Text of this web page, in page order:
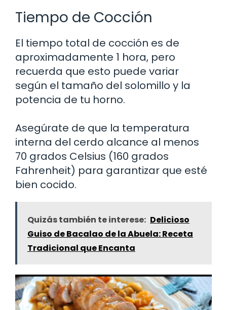
Tiempo de Cocción
El tiempo total de cocción es de
aproximadamente 1 hora, pero
recuerda que esto puede variar
según el tamaño del solomillo y la
potencia de tu horno.
Asegúrate de que la temperatura
interna del cerdo alcance al menos
70 grados Celsius (160 grados
Fahrenheit) para garantizar que esté
bien cocido.
Quizás también te interese: Delicioso
Guiso de Bacalao de la Abuela: Receta
Tradicional que Encanta